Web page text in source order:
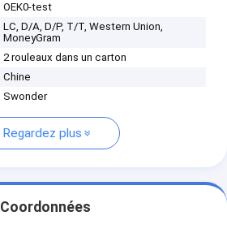
OEK0-test
LC, D/A, D/P, T/T, Western Union,
MoneyGram
2 rouleaux dans un carton
Chine
Swonder
Regardez plus
Coordonnées